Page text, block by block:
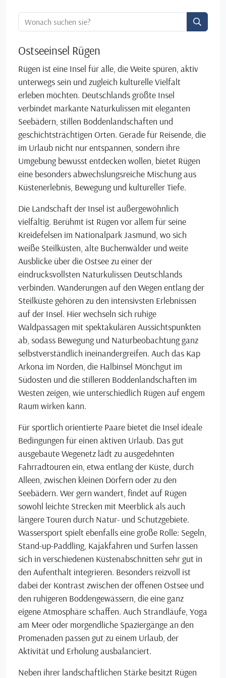
Ortssuche:
Ostseeinsel Rügen
Rügen ist eine Insel für alle, die Weite spüren, aktiv
unterwegs sein und zugleich kulturelle Vielfalt
erleben möchten. Deutschlands größte Insel
verbindet markante Naturkulissen mit eleganten
Seebädern, stillen Boddenlandschaften und
geschichtsträchtigen Orten. Gerade für Reisende, die
im Urlaub nicht nur entspannen, sondern ihre
Umgebung bewusst entdecken wollen, bietet Rügen
eine besonders abwechslungsreiche Mischung aus
Küstenerlebnis, Bewegung und kultureller Tiefe.
Die Landschaft der Insel ist außergewöhnlich
vielfältig. Berühmt ist Rügen vor allem für seine
Kreidefelsen im Nationalpark Jasmund, wo sich
weiße Steilküsten, alte Buchenwälder und weite
Ausblicke über die Ostsee zu einer der
eindrucksvollsten Naturkulissen Deutschlands
verbinden. Wanderungen auf den Wegen entlang der
Steilküste gehören zu den intensivsten Erlebnissen
auf der Insel. Hier wechseln sich ruhige
Waldpassagen mit spektakulären Aussichtspunkten
ab, sodass Bewegung und Naturbeobachtung ganz
selbstverständlich ineinandergreifen. Auch das Kap
Arkona im Norden, die Halbinsel Mönchgut im
Südosten und die stilleren Boddenlandschaften im
Westen zeigen, wie unterschiedlich Rügen auf engem
Raum wirken kann.
Für sportlich orientierte Paare bietet die Insel ideale
Bedingungen für einen aktiven Urlaub. Das gut
ausgebaute Wegenetz lädt zu ausgedehnten
Fahrradtouren ein, etwa entlang der Küste, durch
Alleen, zwischen kleinen Dörfern oder zu den
Seebädern. Wer gern wandert, findet auf Rügen
sowohl leichte Strecken mit Meerblick als auch
längere Touren durch Natur- und Schutzgebiete.
Wassersport spielt ebenfalls eine große Rolle: Segeln,
Stand-up-Paddling, Kajakfahren und Surfen lassen
sich in verschiedenen Küstenabschnitten sehr gut in
den Aufenthalt integrieren. Besonders reizvoll ist
dabei der Kontrast zwischen der offenen Ostsee und
den ruhigeren Boddengewässern, die eine ganz
eigene Atmosphäre schaffen. Auch Strandläufe, Yoga
am Meer oder morgendliche Spaziergänge an den
Promenaden passen gut zu einem Urlaub, der
Aktivität und Erholung ausbalanciert.
Neben ihrer landschaftlichen Stärke besitzt Rügen